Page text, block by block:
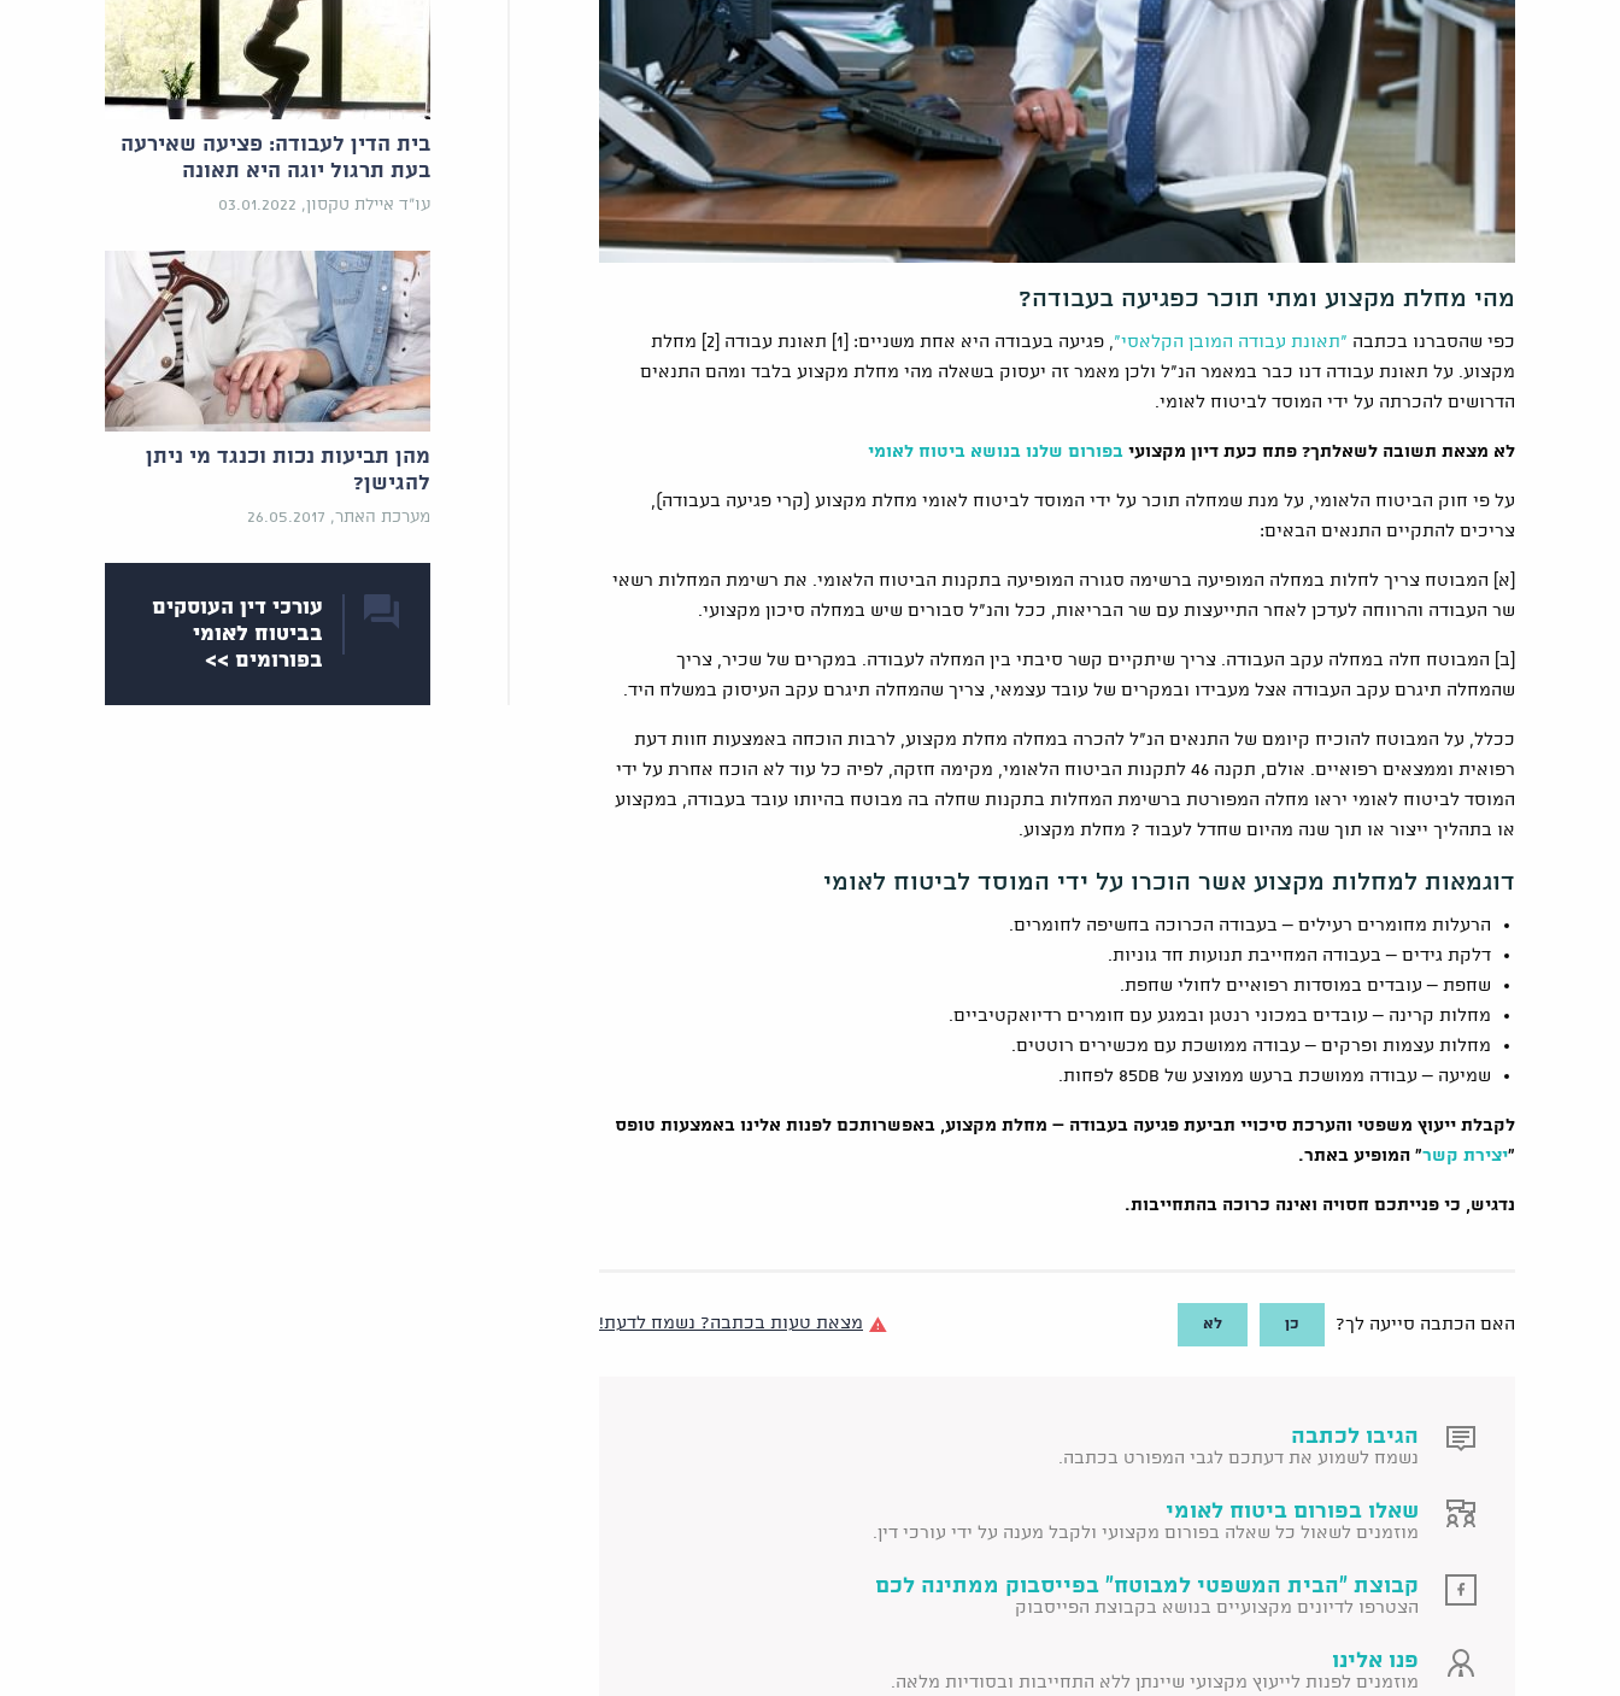
מהי מחלת מקצוע ומתי תוכר כפגיעה בעבודה?
כפי שהסברנו בכתבה "תאונת עבודה המובן הקלאסי"
, פגיעה בעבודה היא אחת משניים: [1] תאונת עבודה [2] מחלת
מקצוע. על תאונת עבודה דנו כבר במאמר הנ"ל ולכן מאמר זה יעסוק בשאלה מהי מחלת מקצוע בלבד ומהם התנאים
הדרושים להכרתה על ידי המוסד לביטוח לאומי.
לא מצאת תשובה לשאלתך? פתח כעת דיון מקצועי בפורום שלנו בנושא ביטוח לאומי
על פי חוק הביטוח הלאומי, על מנת שמחלה תוכר על ידי המוסד לביטוח לאומי מחלת מקצוע (קרי פגיעה בעבודה),
צריכים להתקיים התנאים הבאים:
[א] המבוטח צריך לחלות במחלה המופיעה ברשימה סגורה המופיעה בתקנות הביטוח הלאומי. את רשימת המחלות רשאי
שר העבודה והרווחה לעדכן לאחר התייעצות עם שר הבריאות, ככל והנ"ל סבורים שיש במחלה סיכון מקצועי.
[ב] המבוטח חלה במחלה עקב העבודה. צריך שיתקיים קשר סיבתי בין המחלה לעבודה. במקרים של שכיר, צריך
שהמחלה תיגרם עקב העבודה אצל מעבידו ובמקרים של עובד עצמאי, צריך שהמחלה תיגרם עקב העיסוק במשלח היד.
ככלל, על המבוטח להוכיח קיומם של התנאים הנ"ל להכרה במחלה מחלת מקצוע, לרבות הוכחה באמצעות חוות דעת
רפואית וממצאים רפואיים. אולם, תקנה 46 לתקנות הביטוח הלאומי, מקימה חזקה, לפיה כל עוד לא הוכח אחרת על ידי
המוסד לביטוח לאומי יראו מחלה המפורטת ברשימת המחלות בתקנות שחלה בה מבוטח בהיותו עובד בעבודה, במקצוע
או בתהליך ייצור או תוך שנה מהיום שחדל לעבוד ? מחלת מקצוע.
דוגמאות למחלות מקצוע אשר הוכרו על ידי המוסד לביטוח לאומי
הרעלות מחומרים רעילים – בעבודה הכרוכה בחשיפה לחומרים.
דלקת גידים – בעבודה המחייבת תנועות חד גוניות.
שחפת – עובדים במוסדות רפואיים לחולי שחפת.
מחלות קרינה – עובדים במכוני רנטגן ובמגע עם חומרים רדיואקטיביים.
מחלות עצמות ופרקים – עבודה ממושכת עם מכשירים רוטטים.
שמיעה – עבודה ממושכת ברעש ממוצע של 85db לפחות.
לקבלת ייעוץ משפטי והערכת סיכויי תביעת פגיעה בעבודה – מחלת מקצוע, באפשרותכם לפנות אלינו באמצעות טופס
"יצירת קשר" המופיע באתר.
נדגיש, כי פנייתכם חסויה ואינה כרוכה בהתחייבות.
האם הכתבה סייעה לך? כן לא מצאת טעות בכתבה? נשמח לדעת!
הגיבו לכתבה
נשמח לשמוע את דעתכם לגבי המפורט בכתבה.
שאלו בפורום ביטוח לאומי
מוזמנים לשאול כל שאלה בפורום מקצועי ולקבל מענה על ידי עורכי דין.
קבוצת "הבית המשפטי למבוטח" בפייסבוק ממתינה לכם
הצטרפו לדיונים מקצועיים בנושא בקבוצת הפייסבוק
פנו אלינו
מוזמנים לפנות לייעוץ מקצועי שיינתן ללא התחייבות ובסודיות מלאה.
בית הדין לעבודה: פציעה שאירעה
בעת תרגול יוגה היא תאונה
עו"ד איילת טקסון, 03.01.2022
מהן תביעות נכות וכנגד מי ניתן
להגישן?
מערכת האתר, 26.05.2017
עורכי דין העוסקים
בביטוח לאומי
בפורומים >>